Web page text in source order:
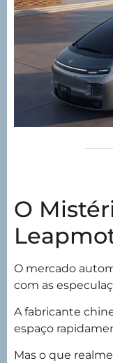
O
O mercado
com as
A fabricante
espaço
Mas o que